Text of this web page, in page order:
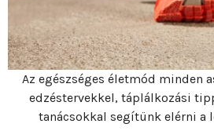
Az egészséges életmód minden
edzéstervekkel, táplálkozási
tanácsokkal segítünk elérni a